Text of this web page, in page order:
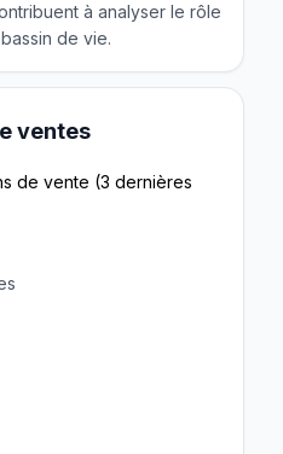
à analyser le rôle
de vie.
ventes
de vente (3 dernières